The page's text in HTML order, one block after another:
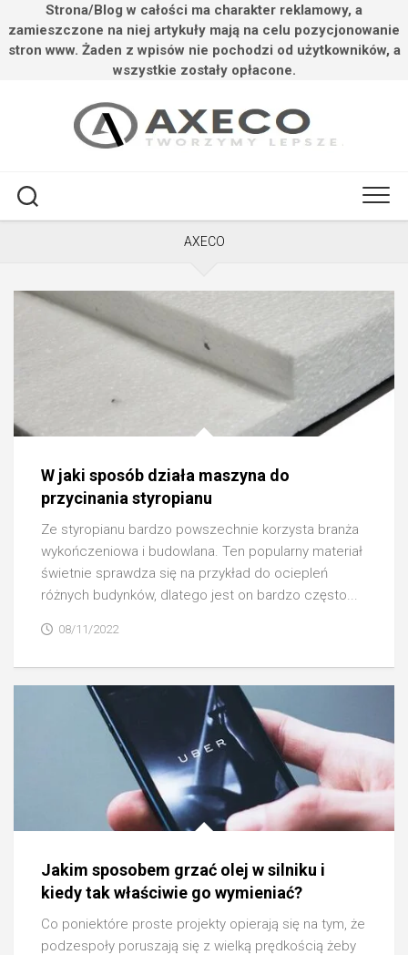
Strona/Blog w całości ma charakter reklamowy, a
zamieszczone na niej artykuły mają na celu pozycjonowanie
stron www. Żaden z wpisów nie pochodzi od użytkowników, a
wszystkie zostały opłacone.
AXECO
W jaki sposób działa maszyna do
przycinania styropianu
Ze styropianu bardzo powszechnie korzysta branża
wykończeniowa i budowlana. Ten popularny materiał
świetnie sprawdza się na przykład do ociepleń
różnych budynków, dlatego jest on bardzo często...
08/11/2022
Jakim sposobem grzać olej w silniku i
kiedy tak właściwie go wymieniać?
Co poniektóre proste projekty opierają się na tym, że
podzespoły poruszają się z wielką prędkością żeby